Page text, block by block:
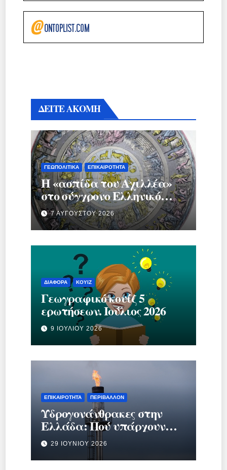
ΔΕΙΤΕ ΑΚΟΜΗ
ΓΕΩΠΟΛΙΤΙΚΆ ΕΠΙΚΑΙΡΌΤΗΤΑ
Η «ασπίδα του Αχιλλέα»
στο σύγχρονο Ελληνικό
κράτος.
7 ΑΥΓΟΎΣΤΟΥ 2026
ΔΙΆΦΟΡΑ ΚΟΥΊΖ
Γεωγραφικό κουίζ 5
ερωτήσεων. Ιούλιος 2026
9 ΙΟΥΛΊΟΥ 2026
ΕΠΙΚΑΙΡΌΤΗΤΑ ΠΕΡΙΒΆΛΛΟΝ
Υδρογονάνθρακες στην
Ελλάδα: Πού υπάρχουν
κοιτάσματα και γιατί
προκαλούν τόση συζήτηση;
29 ΙΟΥΝΊΟΥ 2026